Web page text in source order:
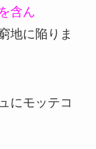
含ん
地に陥りま
にモッテコ